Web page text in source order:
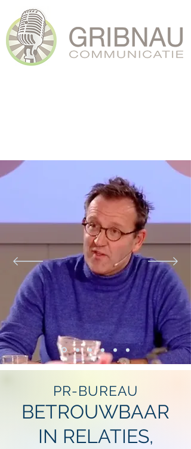
PR-BUREAU
BETROUWBAAR
IN RELATIES,